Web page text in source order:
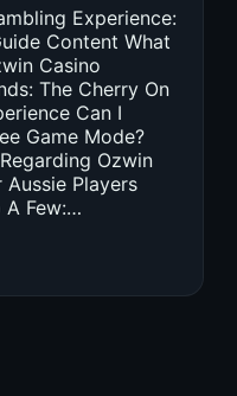
Experience:
Content What
Casino
The Cherry On
Can I
Game Mode?
Ozwin
Aussie Players
A Few:…